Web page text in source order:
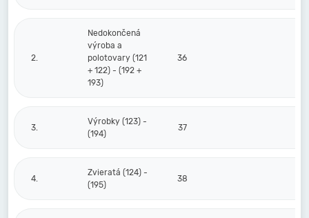
2.
Nedokončená
výroba a
polotovary (121
+ 122) - (192 +
193)
36
3.
Výrobky (123) -
(194)
37
4.
Zvieratá (124) -
(195)
38